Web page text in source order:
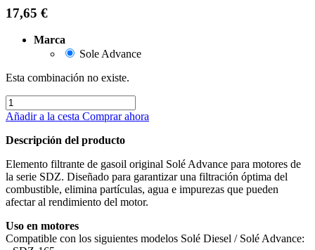
17,65 €
Marca
Sole Advance
Esta combinación no existe.
Añadir a la cesta Comprar ahora
Descripción del producto
Elemento filtrante de gasoil original Solé Advance para motores de
la serie SDZ. Diseñado para garantizar una filtración óptima del
combustible, elimina partículas, agua e impurezas que pueden
afectar al rendimiento del motor.
Uso en motores
Compatible con los siguientes modelos Solé Diesel / Solé Advance: